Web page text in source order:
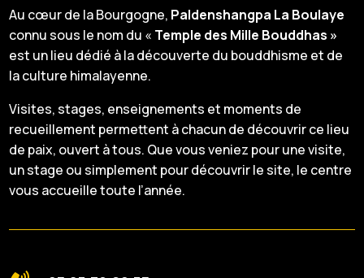
Au cœur de la Bourgogne, Paldenshangpa La Boulaye
connu sous le nom du « Temple des Mille Bouddhas »
est un lieu dédié à la découverte du bouddhisme et de
la culture himalayenne.
Visites, stages, enseignements et moments de
recueillement permettent à chacun de découvrir ce lieu
de paix, ouvert à tous. Que vous veniez pour une visite,
un stage ou simplement pour découvrir le site, le centre
vous accueille toute l’année.